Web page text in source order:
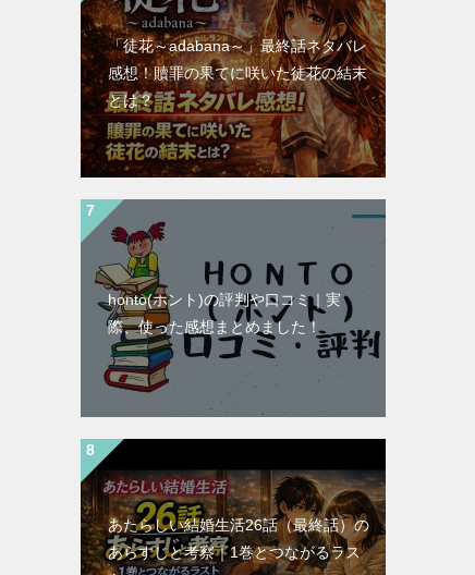
「徒花～adabana～」最終話ネタバレ
感想！贖罪の果てに咲いた徒花の結末
とは？
honto(ホント)の評判や口コミ｜実
際、使った感想まとめました！
あたらしい結婚生活26話（最終話）の
あらすじと考察｜1巻とつながるラス